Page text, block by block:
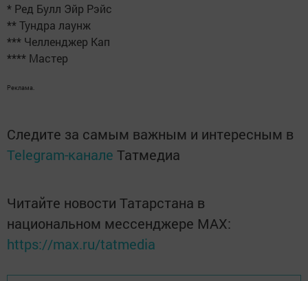
* Ред Булл Эйр Рэйс
** Тундра лаунж
*** Челленджер Кап
**** Мастер
Реклама.
Следите за самым важным и интересным в
Telegram-канале Татмедиа
Читайте новости Татарстана в
национальном мессенджере MАХ:
https://max.ru/tatmedia